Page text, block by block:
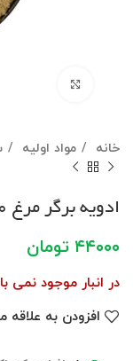
خانه مواد اولیه
ادویه برگر مرغ ۵۰ گرم
۴۴۰۰۰ تومان
در انبار موجود نمی
افزودن به علاقه